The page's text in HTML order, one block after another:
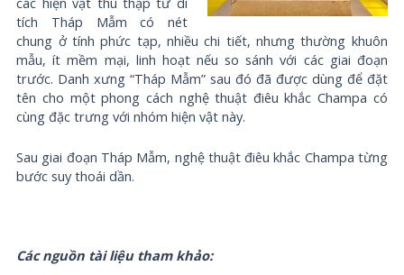
tích Tháp Mẫm có nét
chung ở tính phức tạp, nhiều chi tiết, nhưng thường khuôn
mẫu, ít mềm mại, linh hoạt nếu so sánh với các giai đoạn
trước. Danh xưng “Tháp Mẫm” sau đó đã được dùng để đặt
tên cho một phong cách nghệ thuật điêu khắc Champa có
cùng đặc trưng với nhóm hiện vật này.
Sau giai đoạn Tháp Mẫm, nghệ thuật điêu khắc Champa từng
bước suy thoái dần.
Các nguồn tài liệu tham khảo: